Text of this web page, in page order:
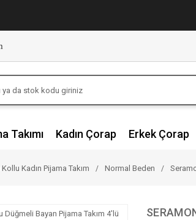
Takımı Kadın Çorap Erkek Çorap
Kollu Kadın Pijama Takım Normal Beden